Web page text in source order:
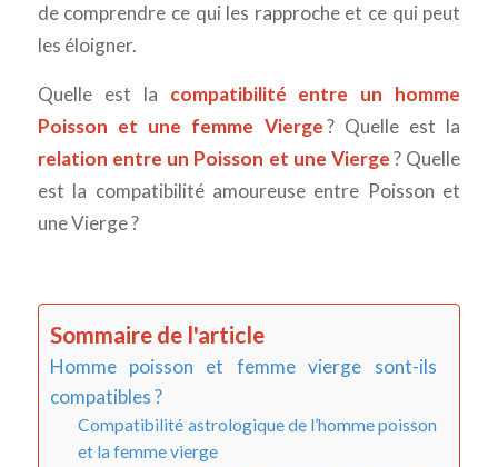
de comprendre ce qui les rapproche et ce qui peut
les éloigner.
Quelle est la compatibilité entre un homme
Poisson et une femme Vierge? Quelle est la
relation entre un Poisson et une Vierge? Quelle
est la compatibilité amoureuse entre Poisson et
une Vierge ?
Sommaire de l'article
Homme poisson et femme vierge sont-ils
compatibles ?
Compatibilité astrologique de l’homme poisson
et la femme vierge